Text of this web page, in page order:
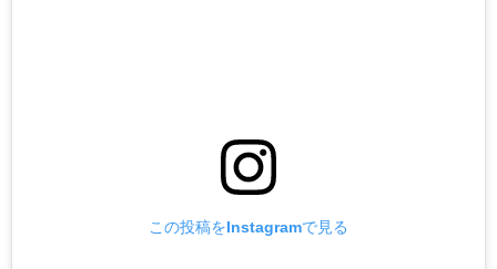
この投稿をInstagramで見る